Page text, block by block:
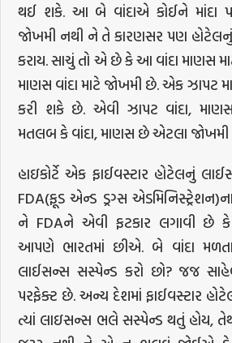
થઈ શકે. આ બે વાંદાએ કોઈને માંદા
જોખમી નથી ને તે કારણસર પણ
કરાય. સાચું તો એ છે કે આ વાંદા માણસ
માણસ વાંદા માટે જોખમી છે. એક ઝાપટ
કરી શકે છે. એવી ઝાપટ વાંદા,
મતલબ કે વાંદા, માણસ છે એટલા જોખમી
હાઇકોર્ટે એક ફાઈવસ્ટાર હોટેલનું
FDA(ફૂડ એન્ડ ડ્રગ્સ
ને FDAને એવી ફટકાર લગાવી છે કે
આપણે ભારતમાં છીએ. બે વાંદા
લાઈસન્સ સસ્પેન્ડ કરો છો? જજ
પરફેક્ટ છે. અન્ય દેશમાં ફાઈવસ્ટાર
ત્યાં લાઇસન્સ ભલે સસ્પેન્ડ થતું હોય,